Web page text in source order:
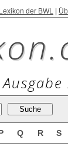
Lexikon der BWL
Q R S